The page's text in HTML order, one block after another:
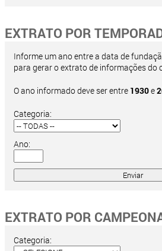
EXTRATO POR
Informe um ano entre a data de
para gerar o extrato de informações do
O ano informado deve ser entre 1930e
Categoria:
Ano:
EXTRATO POR
Categoria: